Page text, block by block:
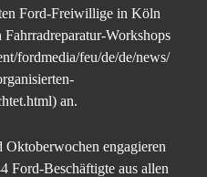
Ford-Freiwillige in Köln
Workshops
fordmedia/feu/de/de/news/
an.
Oktoberwochen engagieren
Ford-Beschäftigte aus allen